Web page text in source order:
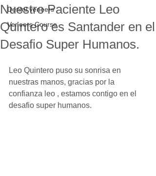
Dental veneers
Veneers Course
Nuestro Paciente Leo
Quintero es Santander en el
Desafio Super Humanos.
Leo Quintero puso su sonrisa en
nuestras manos, gracias por la
confianza leo , estamos contigo en el
desafio super humanos.